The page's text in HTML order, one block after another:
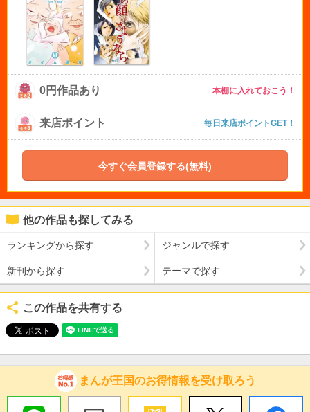
0円作品あり 本棚に入れておこう！
来店ポイント 毎日来店ポイントGET！
今すぐ会員登録する(無料)
他の作品も探してみる
ランキングから探す ジャンルで探す
新刊から探す テーマで探す
この作品を共有する
まんが王国のお得情報を受け取ろう